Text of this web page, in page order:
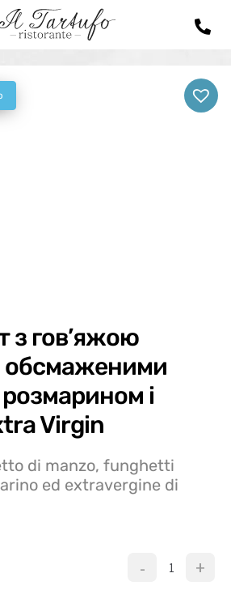
з гов’яжою
обсмаженими
і
Virgin
di manzo, funghetti
ed extravergine di
с розмарином и
- +